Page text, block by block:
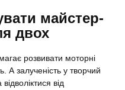
майстер-
двох
розвивати моторні
А залученість у творчий
від